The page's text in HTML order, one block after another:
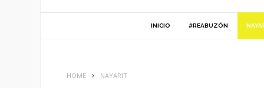
INICIO #REABUZÓN
HOME NAYARIT